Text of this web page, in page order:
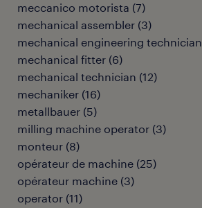
meccanico motorista (7)
mechanical assembler (3)
mechanical engineering technician
mechanical fitter (6)
mechanical technician (12)
mechaniker (16)
metallbauer (5)
milling machine operator (3)
monteur (8)
opérateur de machine (25)
opérateur machine (3)
operator (11)